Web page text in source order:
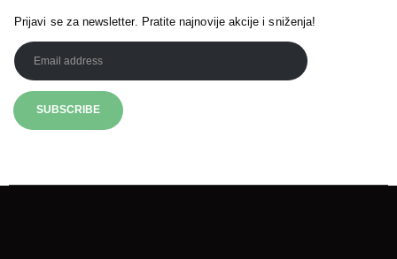
Prijavi se za newsletter. Pratite najnovije akcije i sniženja!